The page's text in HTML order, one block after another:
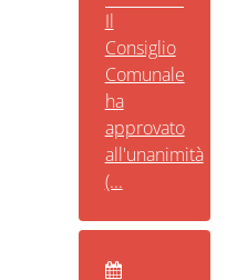
Il
Consiglio
Comunale
ha
approvato
all'unanimità
(...